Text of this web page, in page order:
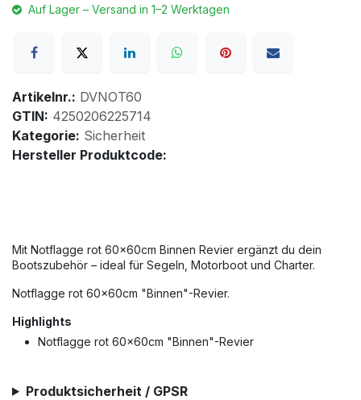
Auf Lager – Versand in 1–2 Werktagen
Artikelnr.: DVNOT60
GTIN: 4250206225714
Kategorie: Sicherheit
Hersteller Produktcode:
Mit Notflagge rot 60x60cm Binnen Revier ergänzt du dein
Bootszubehör – ideal für Segeln, Motorboot und Charter.
Notflagge rot 60x60cm "Binnen"-Revier.
Highlights
Notflagge rot 60x60cm "Binnen"-Revier
Produktsicherheit / GPSR